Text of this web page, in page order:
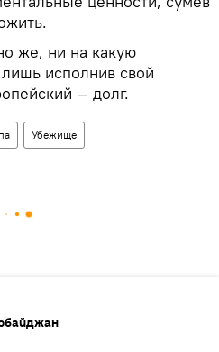
же, ни на какую
исполнив свой
— долг.
Убежище